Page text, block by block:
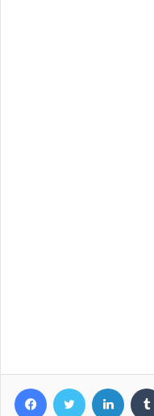
FacebookTwitter